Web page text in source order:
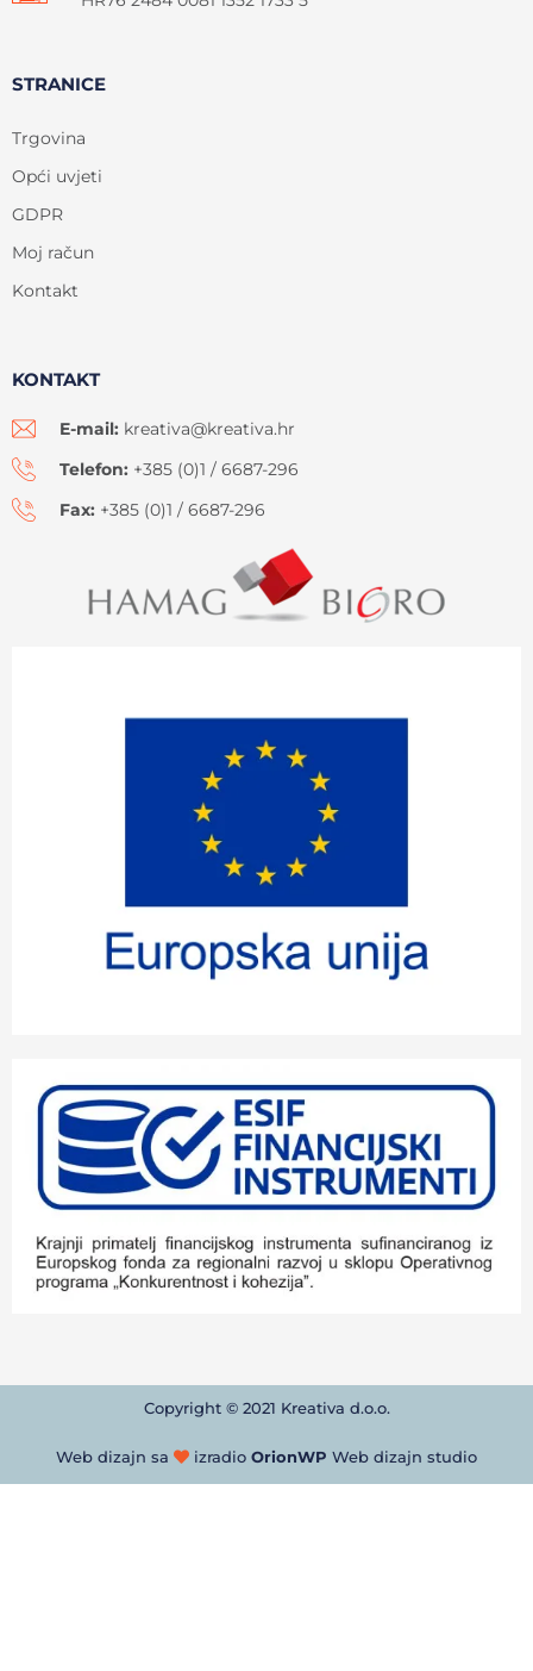
STRANICE
Trgovina
Opći uvjeti
GDPR
Moj račun
Kontakt
KONTAKT
E-mail: kreativa@kreativa.hr
Telefon: +385 (0)1 / 6687-296
Fax: +385 (0)1 / 6687-296
Copyright © 2021 Kreativa d.o.o.
Web dizajn sa izradio OrionWP Web dizajn studio